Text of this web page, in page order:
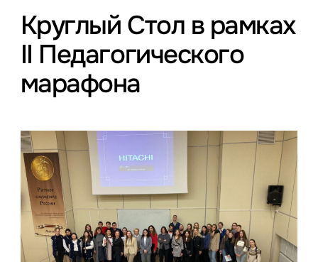
Круглый Стол в рамках
II Педагогического
марафона